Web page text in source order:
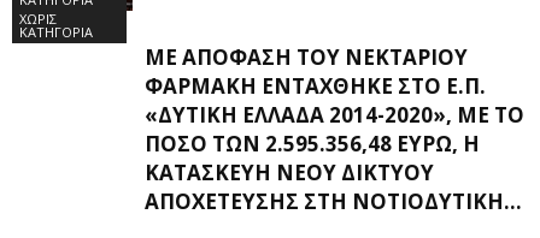
ΧΩΡΊΣ
ΚΑΤΗΓΟΡΊΑ
ΜΕ ΑΠΌΦΑΣΗ ΤΟΥ ΝΕΚΤΆΡΙΟΥ
ΦΑΡΜΆΚΗ ΕΝΤΆΧΘΗΚΕ ΣΤΟ Ε.Π.
«ΔΥΤΙΚΉ ΕΛΛΆΔΑ 2014-2020», ΜΕ ΤΟ
ΠΟΣΌ ΤΩΝ 2.595.356,48 ΕΥΡΏ, Η
ΚΑΤΑΣΚΕΥΉ ΝΈΟΥ ΔΙΚΤΎΟΥ
ΑΠΟΧΈΤΕΥΣΗΣ ΣΤΗ ΝΟΤΙΟΔΥΤΙΚΉ...